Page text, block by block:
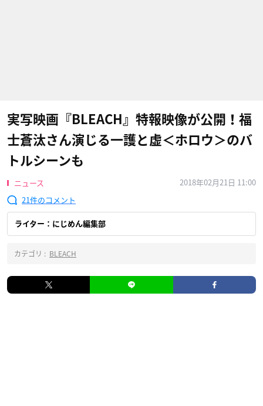
実写映画『BLEACH』特報映像が公開！福
士蒼汰さん演じる一護と虚＜ホロウ＞のバ
トルシーンも
ニュース
2018年02月21日 11:00
21
ライター：にじめん編集部
カテゴリ : BLEACH